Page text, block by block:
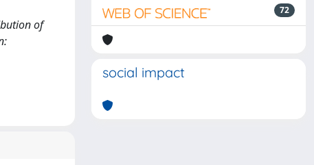
of
72
social impact